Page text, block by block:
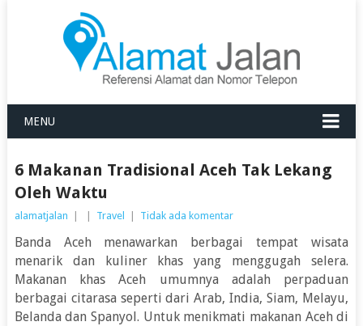
MENU
6 Makanan Tradisional Aceh Tak Lekang
Oleh Waktu
alamatjalan Travel Tidak ada komentar
Banda Aceh menawarkan berbagaitempat wisata
menarik dan kuliner khas yang menggugah selera.
Makanan khas Aceh umumnya adalah perpaduan
berbagai citarasa seperti dari Arab, India, Siam, Melayu,
Belanda dan Spanyol. Untuk menikmati makanan Aceh di